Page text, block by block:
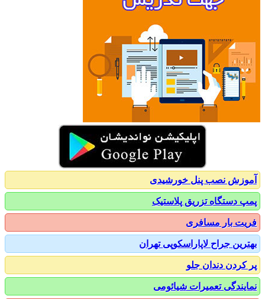
نصب پنل خورشیدی
دستگاه تزریق پلاستیک
بار مسافری
جراح لاپاراسکوپی تهران
دندان جلو
تعمیرات شیائومی